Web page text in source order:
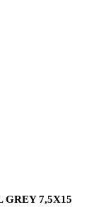
7,5X15